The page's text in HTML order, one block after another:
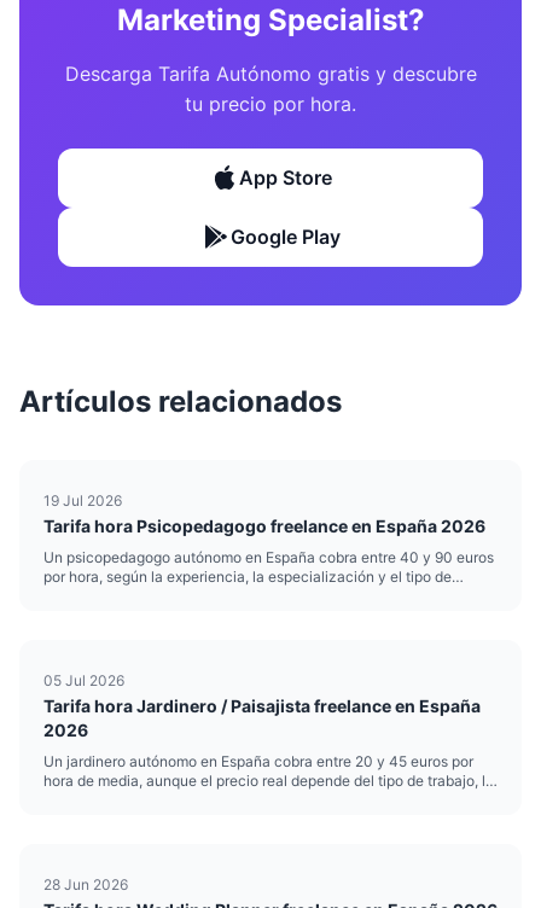
Marketing Specialist?
Descarga Tarifa Autónomo gratis y descubre
tu precio por hora.
App Store
Google Play
Artículos relacionados
19 Jul 2026
Tarifa hora Psicopedagogo freelance en España 2026
Un psicopedagogo autónomo en España cobra entre 40 y 90 euros
por hora, según la experiencia, la especialización y el tipo de
05 Jul 2026
Tarifa hora Jardinero / Paisajista freelance en España
2026
Un jardinero autónomo en España cobra entre 20 y 45 euros por
hora de media, aunque el precio real depende del tipo de trabajo, la
28 Jun 2026